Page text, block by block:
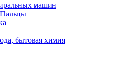
машин
бытовая химия